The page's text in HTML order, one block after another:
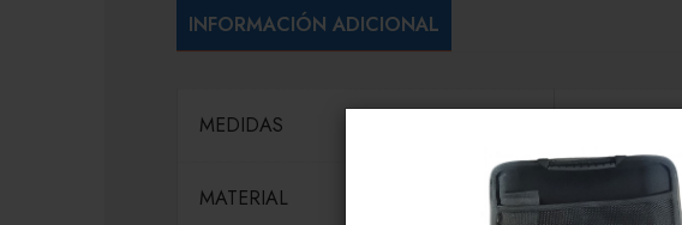
INFORMACIÓN ADICIONAL
MEDIDAS
MATERIAL Policarbonato